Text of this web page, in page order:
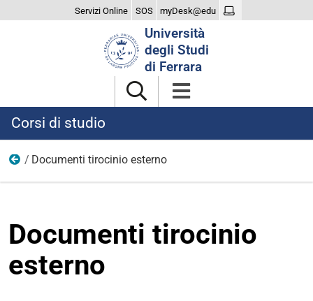
Servizi Online SOS myDesk@edu
Università
degli Studi
di Ferrara
Corsi di studio
Area Ingegneria INFORMAZIONE
Documenti tirocinio esterno
Documenti tirocinio
esterno